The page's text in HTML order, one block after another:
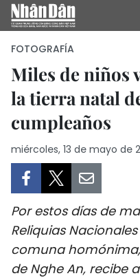
FOTOGRAFÍA
Miles de niños
la tierra natal
cumpleaños
miércoles, 13 de mayo de
Por estos días de
Reliquias
comuna
de Nghe An, recibe